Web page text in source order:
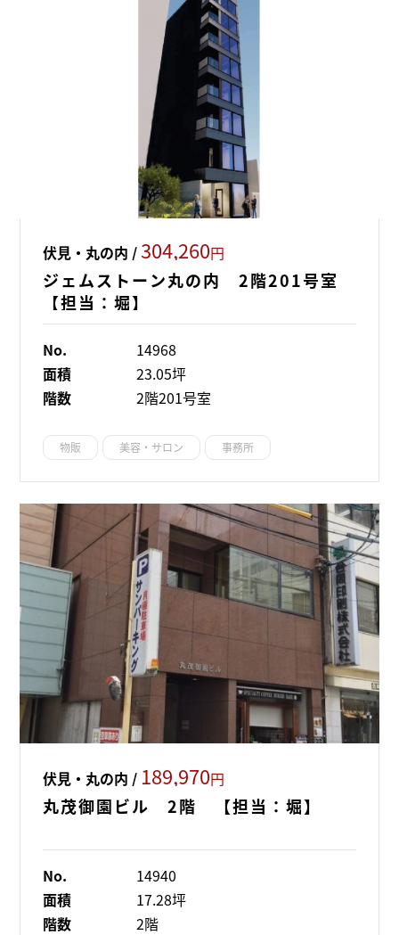
伏見・丸の内 /304,260円
ジェムストーン丸の内 2階201号室
【担当：堀】
No.
14968
面積
23.05坪
階数
2階201号室
物販 美容・サロン 事務所
伏見・丸の内 / 189,970円
丸茂御園ビル 2階 【担当：堀】
No.
14940
面積
17.28坪
階数
2階